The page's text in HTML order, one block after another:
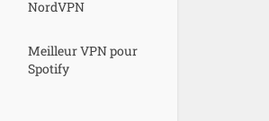
NordVPN
Meilleur VPN pour
Spotify